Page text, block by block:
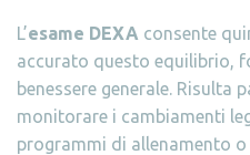
L’esame DEXA consente
accurato questo equilibrio,
benessere generale. Risulta
monitorare i cambiamenti
programmi di allenamento